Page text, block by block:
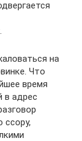
на
Что
время
в адрес
ссору,